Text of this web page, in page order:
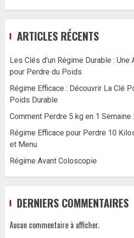
ARTICLES RÉCENTS
Les Clés d’un Régime Durable :
pour Perdre du Poids
Régime Efficace : Découvrir La Clé
Poids Durable
Comment Perdre 5 kg en 1
Régime Efficace pour Perdre 10
et Menu
Régime Avant Coloscopie
DERNIERS COMMENTAIRES
Aucun commentaire à afficher.